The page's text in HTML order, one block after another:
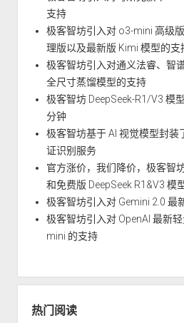
支持
极客智坊引入对 o3-mini 高级
理版以及最新版 Kimi 模型的支
极客智坊引入对通义法睿、智
全尺寸蒸馏模型的支持
极客智坊 DeepSeek-R1/V3 模
分钟
极客智坊基于 AI 视觉模型封装
证识别服务
官方涨价，我们降价，极客智
和免费版 DeepSeek R1&V3 模
极客智坊引入对 Gemini 2.0 最
极客智坊引入对 OpenAI 最新
mini 的支持
热门阅读